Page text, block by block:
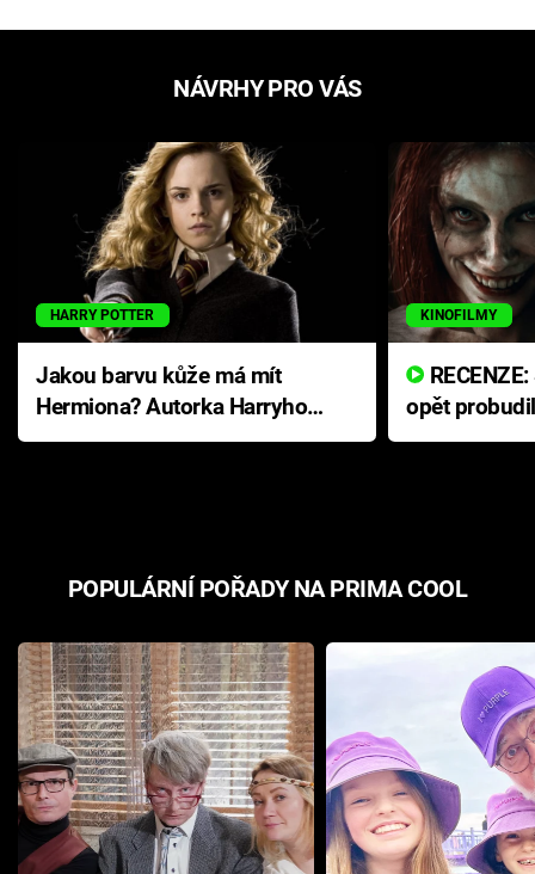
NÁVRHY PRO VÁS
HARRY POTTER
Jakou barvu kůže má mít
Hermiona? Autorka Harryho
Pottera přišla s ráznou
KINOFILMY
opět
přichází s
POPULÁRNÍ POŘADY NA PRIMA COOL